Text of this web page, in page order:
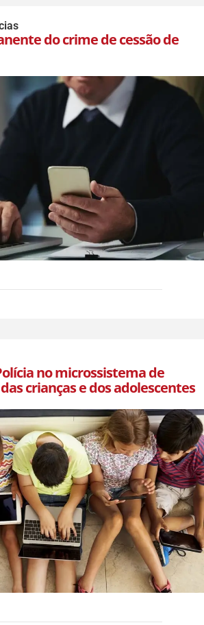
do crime de cessão de
no microssistema de
crianças e dos adolescentes